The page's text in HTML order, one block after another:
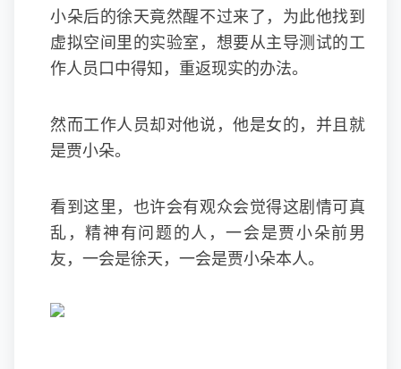
小朵后的徐天竟然醒不过来了，为此他找到
虚拟空间里的实验室，想要从主导测试的工
作人员口中得知，重返现实的办法。
然而工作人员却对他说，他是女的，并且就
是贾小朵。
看到这里，也许会有观众会觉得这剧情可真
乱，精神有问题的人，一会是贾小朵前男
友，一会是徐天，一会是贾小朵本人。